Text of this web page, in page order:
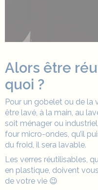
Alors être
quoi ?
Pour un gobelet ou de la
être lavé, à la main, au
soit ménager ou
four micro-ondes, qu’il
du froid, il sera lavable.
Les verres réutilisables,
en plastique, doivent
de votre vie 😉